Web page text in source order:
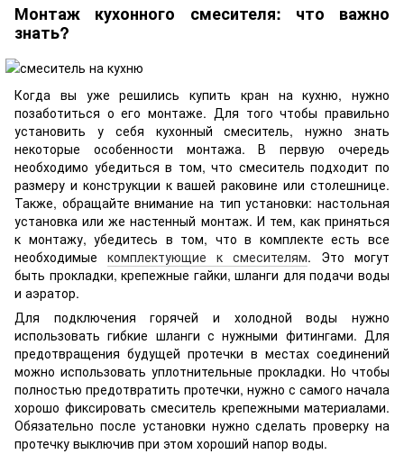
Монтаж кухонного смесителя: что важно
знать?
Когда вы уже решились купить кран на кухню, нужно
позаботиться о его монтаже. Для того чтобы правильно
установить у себя кухонный смеситель, нужно знать
некоторые особенности монтажа. В первую очередь
необходимо убедиться в том, что смеситель подходит по
размеру и конструкции к вашей раковине или столешнице.
Также, обращайте внимание на тип установки: настольная
установка или же настенный монтаж. И тем, как приняться
к монтажу, убедитесь в том, что в комплекте есть все
необходимые комплектующие к смесителям. Это могут
быть прокладки, крепежные гайки, шланги для подачи воды
и аэратор.
Для подключения горячей и холодной воды нужно
использовать гибкие шланги с нужными фитингами. Для
предотвращения будущей протечки в местах соединений
можно использовать уплотнительные прокладки. Но чтобы
полностью предотвратить протечки, нужно с самого начала
хорошо фиксировать смеситель крепежными материалами.
Обязательно после установки нужно сделать проверку на
протечку выключив при этом хороший напор воды.